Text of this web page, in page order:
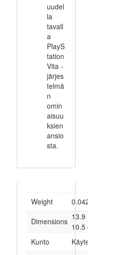
uudel
la
tavall
a
PlayS
tation
Vita -
järjes
telmä
n
omin
aisuu
ksien
ansio
sta.
Weight
0.042 kg
Dimensions 13.9 × 1.4 ×
10.5 cm
Kunto
Käytetty